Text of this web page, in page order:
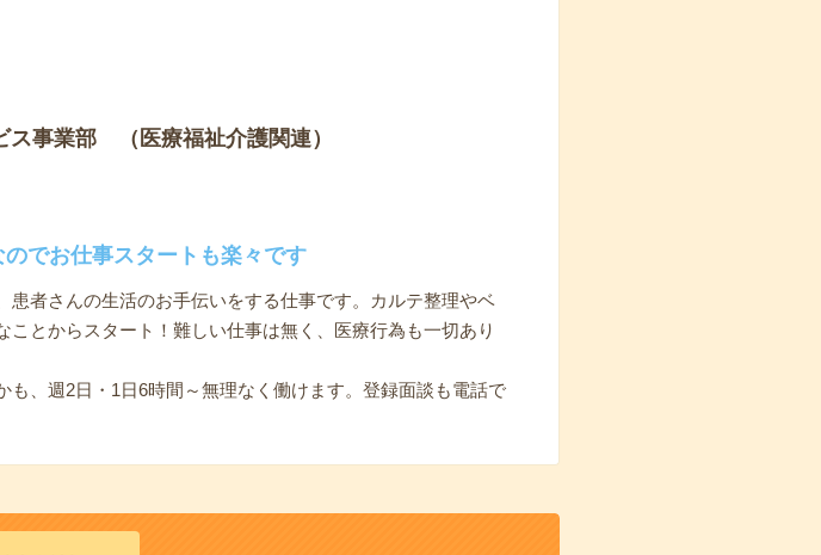
事業部 （医療福祉介護関連）
でお仕事スタートも楽々です
患者さんの生活のお手伝いをする仕事です。カルテ整理やベ
とからスタート！難しい仕事は無く、医療行為も一切あり
も、週2日・1日6時間～無理なく働けます。登録面談も電話で